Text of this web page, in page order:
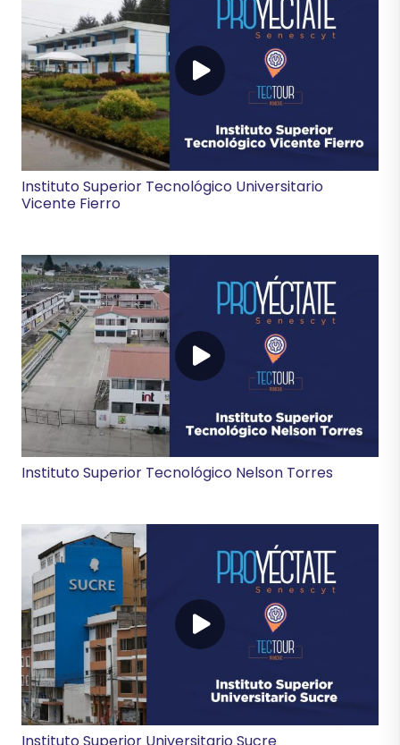
Instituto Superior Tecnológico Universitario
Vicente Fierro
Instituto Superior Tecnológico Nelson Torres
Instituto Superior Universitario Sucre